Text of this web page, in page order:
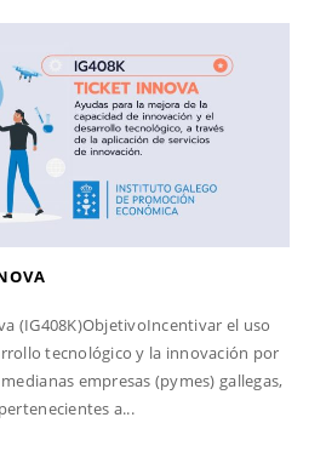
(IG408K)ObjetivoIncentivar el uso
tecnológico y la innovación por
empresas (pymes) gallegas,
a...